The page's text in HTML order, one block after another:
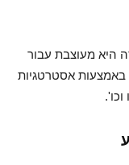
היא מעוצבת עבור
אסטרטגיות